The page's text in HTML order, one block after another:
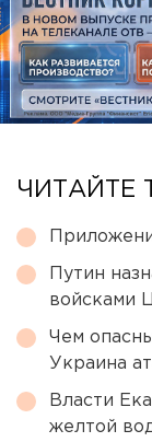
ЧИТАЙТЕ
Путин
войсками
Чем
Украина
Власти
желтой